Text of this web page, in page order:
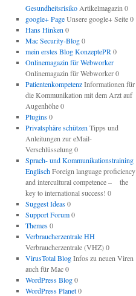
GesundheitsrisikoArtikelmagazin 0
google+ PageUnsere google+ Seite 0
Hans Hinken 0
Mac Security-Blog0
mein erstes Blog KonzeptePR 0
Onlinemagazin für Webworker
Onlinemagazin für Webworker 0
PatientenkompetenzInformationen für
die Kommunikation mit dem Arzt auf
Augenhöhe 0
Plugins0
Privatsphäre schützen Tipps und
Anleitungen zur eMail-
Verschlüsselung 0
Sprach- und Kommunikationstraining
EnglischForeign language proficiency
and intercultural competence – the
key to international success! 0
Suggest Ideas0
Support Forum0
Themes0
Verbraucherzentrale HH
Verbraucherzentrale (VHZ) 0
VirusTotal BlogInfos zu neuen Viren
auch für Mac 0
WordPress Blog0
WordPress Planet0